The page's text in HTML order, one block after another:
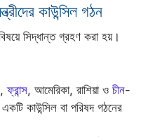
কাউন্সিল গঠন
সিদ্ধান্ত গ্রহণ করা হয়।
ফ্রান্স, আমেরিকা, রাশিয়া ও চীন-
একটি কাউন্সিল বা পরিষদ গঠনের